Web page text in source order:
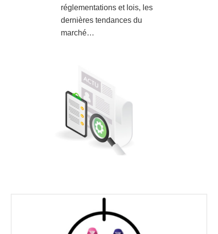
réglementations et lois, les
dernières tendances du
marché…